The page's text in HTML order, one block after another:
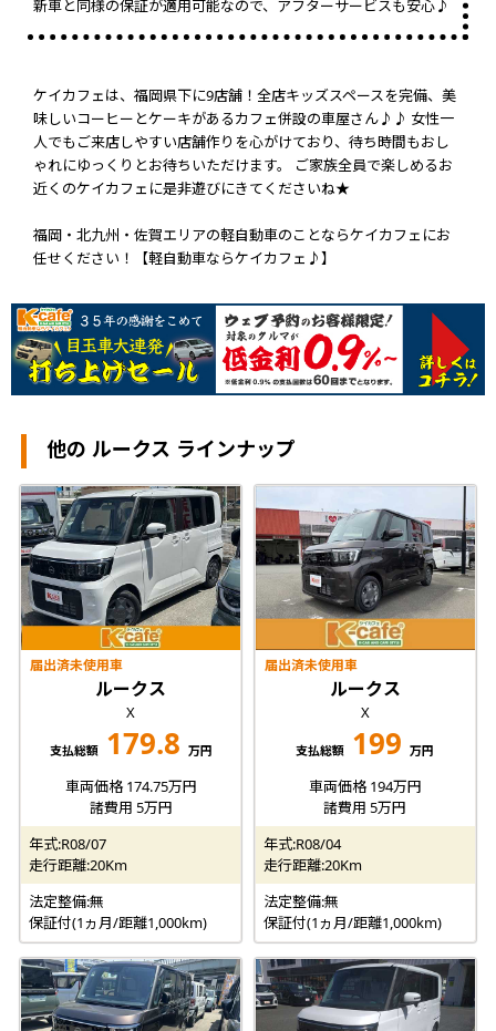
新車と同様の保証が適用可能なので、アフターサービスも安心♪
ケイカフェは、福岡県下に9店舗！全店キッズスペースを完備、美
味しいコーヒーとケーキがあるカフェ併設の車屋さん♪♪ 女性一
人でもご来店しやすい店舗作りを心がけており、待ち時間もおし
ゃれにゆっくりとお待ちいただけます。 ご家族全員で楽しめるお
近くのケイカフェに是非遊びにきてくださいね★
福岡・北九州・佐賀エリアの軽自動車のことならケイカフェにお
任せください！【軽自動車ならケイカフェ♪】
他の ルークス ラインナップ
届出済未使用車
ルークス
X
支払総額 179.8 万円
車両価格 174.75万円
諸費用 5万円
年式:R08/07
走行距離:20Km
法定整備:無
保証付(1ヵ月/距離1,000km)
届出済未使用車
ルークス
X
支払総額 199 万円
車両価格 194万円
諸費用 5万円
年式:R08/04
走行距離:20Km
法定整備:無
保証付(1ヵ月/距離1,000km)